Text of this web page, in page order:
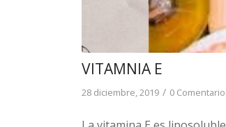
VITAMNIA E
28 diciembre, 2019 / 0